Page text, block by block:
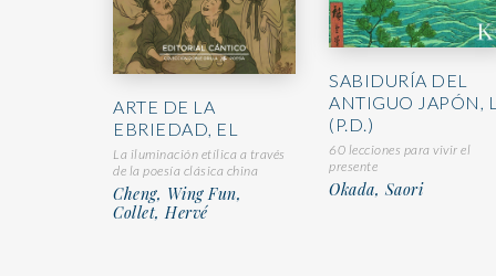
ARTE DE LA
EBRIEDAD, EL
La iluminación etílica a través
de la poesía clásica china
Cheng, Wing Fun,
Collet, Hervé
SABIDURÍA DEL
ANTIGUO JAPÓN,
(P.D.)
60 lecciones para vivir el
presente
Okada, Saori